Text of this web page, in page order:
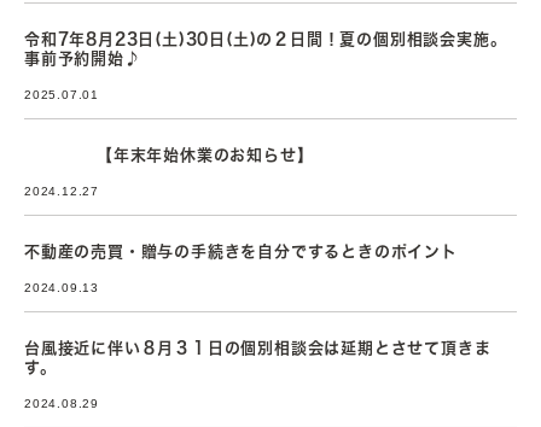
令和7年8月23日(土)30日(土)の２日間！夏の個別相談会実施。
事前予約開始♪
2025.07.01
【年末年始休業のお知らせ】
2024.12.27
不動産の売買・贈与の手続きを自分でするときのポイント
2024.09.13
台風接近に伴い８月３１日の個別相談会は延期とさせて頂きま
す。
2024.08.29